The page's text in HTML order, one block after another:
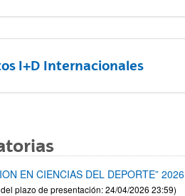
I+D Internacionales
EN CIENCIAS DEL DEPORTE” 2026
plazo de presentación: 24/04/2026 23:59)